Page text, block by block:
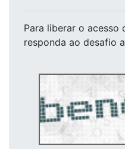
Para liberar o acesso
responda ao desafio